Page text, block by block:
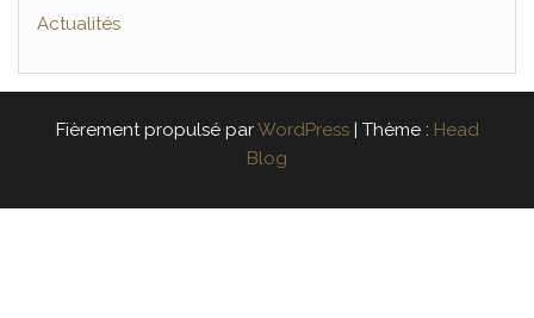
Actualités
Fièrement propulsé parWordPress Thème : Head
Blog